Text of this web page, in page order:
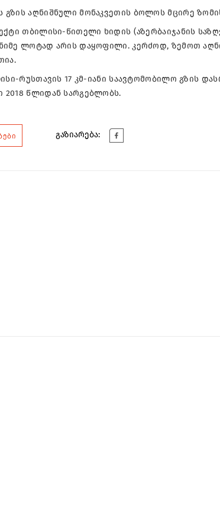
აღნიშნული მონაკვეთის ბოლოს მცირე
თბილისი-წითელი ხიდის (აზერბაიჯანის
ლოტად არის დაყოფილი. კერძოდ, ზემოთ
რუსთავის 17 კმ-იანი საავტომობილო გზის
2018 წლიდან სარგებლობს.
გაზიარება: